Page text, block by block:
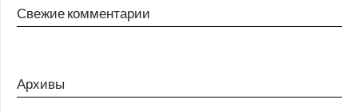
Свежие комментарии
Архивы